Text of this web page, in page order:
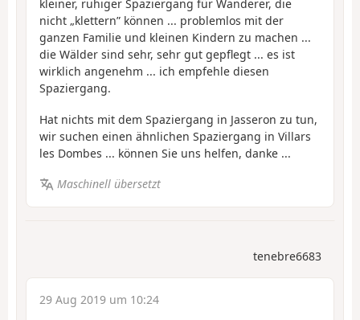
kleiner, ruhiger Spaziergang für Wanderer, die
nicht „klettern” können ... problemlos mit der
ganzen Familie und kleinen Kindern zu machen ...
die Wälder sind sehr, sehr gut gepflegt ... es ist
wirklich angenehm ... ich empfehle diesen
Spaziergang.
Hat nichts mit dem Spaziergang in Jasseron zu tun,
wir suchen einen ähnlichen Spaziergang in Villars
les Dombes ... können Sie uns helfen, danke ...
Maschinell übersetzt
tenebre6683
29 Aug 2019 um 10:24